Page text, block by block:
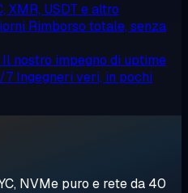
XMR, USDT e altro
Rimborso totale, senza
Il nostro impegno di uptime
7 Ingegneri veri, in pochi
NVMe puro e rete da 40